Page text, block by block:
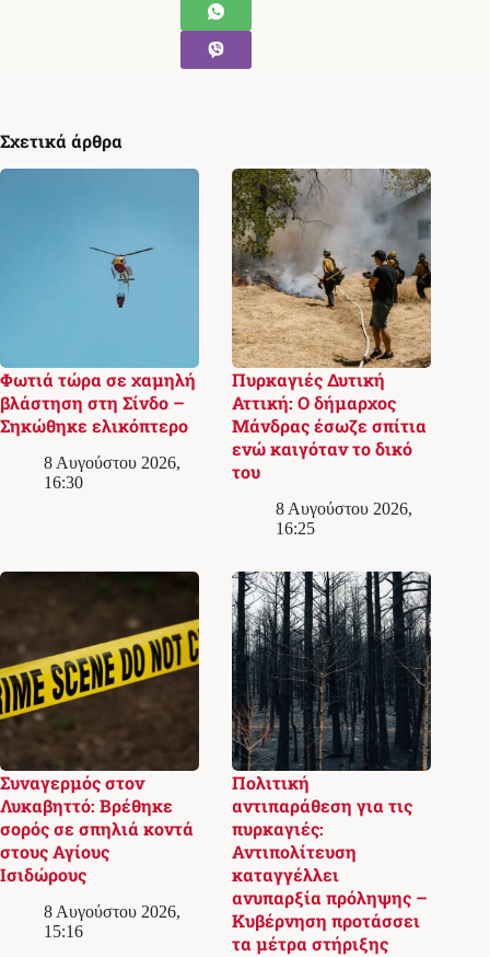
Σχετικά άρθρα
Φωτιά τώρα σε χαμηλή
βλάστηση στη Σίνδο –
Σηκώθηκε ελικόπτερο
8 Αυγούστου 2026,
16:30
Πυρκαγιές Δυτική
Αττική: Ο δήμαρχος
Μάνδρας έσωζε σπίτια
ενώ καιγόταν το δικό
του
8 Αυγούστου 2026,
16:25
Συναγερμός στον
Λυκαβηττό: Βρέθηκε
σορός σε σπηλιά κοντά
στους Αγίους
Ισιδώρους
8 Αυγούστου 2026,
15:16
Πολιτική
αντιπαράθεση για τις
πυρκαγιές:
Αντιπολίτευση
καταγγέλλει
ανυπαρξία πρόληψης –
Κυβέρνηση προτάσσει
τα μέτρα στήριξης